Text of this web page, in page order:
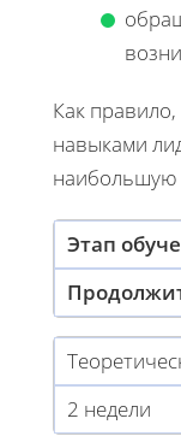
Как
навыками
наибольшую
Этап
2 недели